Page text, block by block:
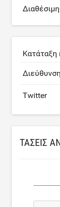
Κατάταξη
Twitter
ΤΆΣΕΙΣ